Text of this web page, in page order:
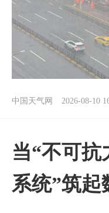
中国天气网 2026-08-10
当“不可
系统”筑起